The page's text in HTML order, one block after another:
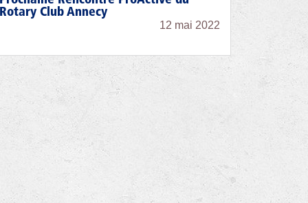
Club Annecy
12 mai 2022